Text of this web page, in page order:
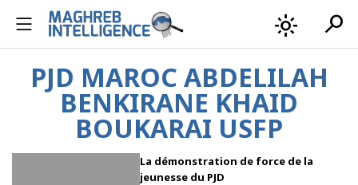
light_mode search
PJD MAROC ABDELILAH
BENKIRANE KHAID
BOUKARAI USFP
La démonstration de force de la
jeunesse du PJD